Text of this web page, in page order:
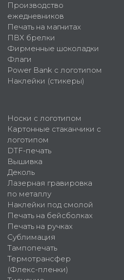
Производство
ежедневников
Печать на магнитах
ПВХ брелки
Фирменные шоколадки
Флаги
Power Bank с логотипом
Наклейки (стикеры)
Носки с логотипом
Картонные стаканчики с
логотипом
DTF-печать
Вышивка
Деколь
Лазерная гравировка
по металлу
Наклейки под смолой
Печать на бейсболках
Печать на ручках
Сублимация
Тампопечать
Термотрансфер
(Флекс-пленки)